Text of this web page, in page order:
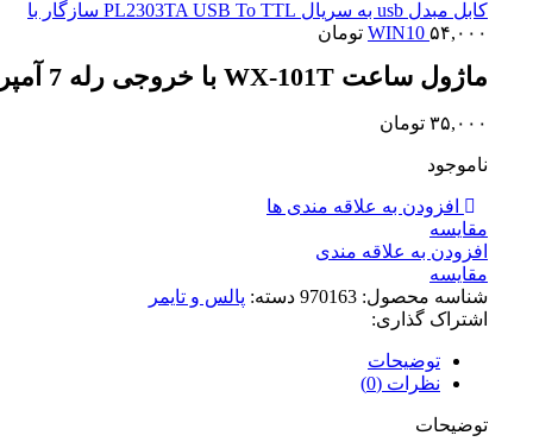
کابل مبدل usb به سریال PL2303TA USB To TTL سازگار با
WIN10 ۵۴,۰۰۰ تومان
ماژول ساعت WX-101T با خروجی رله 7 آمپر
۳۵,۰۰۰ تومان
ناموجود
افزودن به علاقه مندی ها
مقايسه
افزودن به علاقه مندی
مقایسه
شناسه محصول: 970163 دسته: پالس و تایمر
اشتراک گذاری:
توضیحات
نظرات (0)
توضیحات